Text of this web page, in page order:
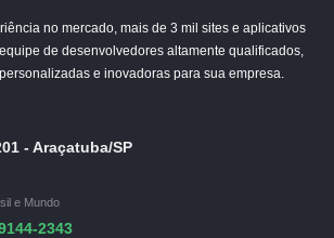
no mercado, mais de 3 mil sites e aplicativos
de desenvolvedores altamente qualificados,
e inovadoras para sua empresa.
- Araçatuba/SP
e Mundo
2343